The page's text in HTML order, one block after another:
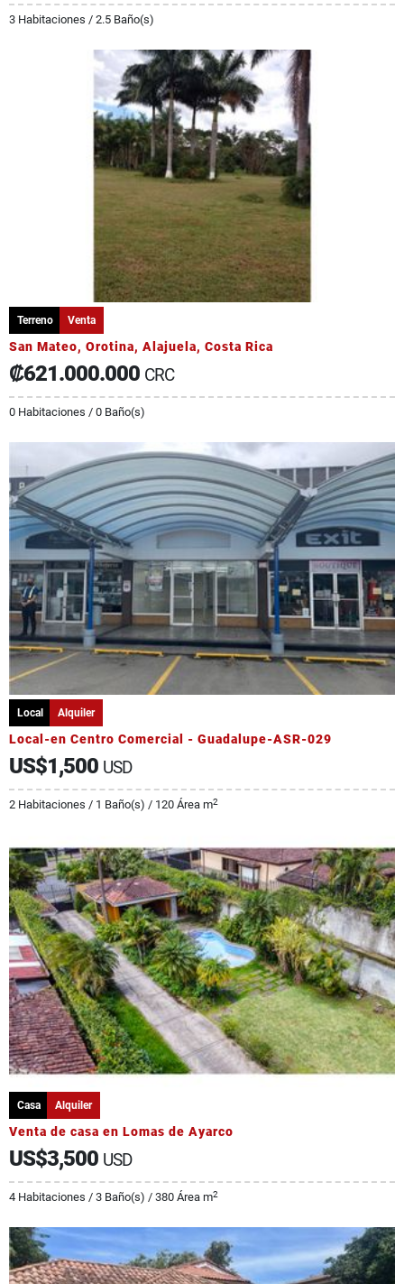
3 Habitaciones / 2.5 Baño(s)
Terreno Venta
San Mateo, Orotina, Alajuela, Costa Rica
₡621.000.000 CRC
0 Habitaciones / 0 Baño(s)
Local Alquiler
Local-en Centro Comercial - Guadalupe-ASR-029
US$1,500 USD
2 Habitaciones / 1 Baño(s) / 120 Área m2
Casa Alquiler
Venta de casa en Lomas de Ayarco
US$3,500 USD
4 Habitaciones / 3 Baño(s) / 380 Área m2